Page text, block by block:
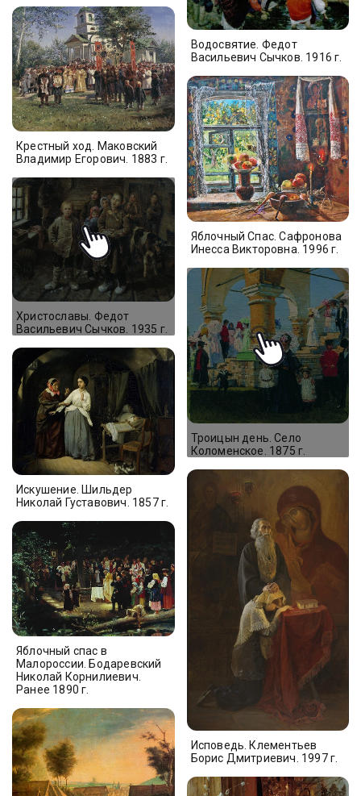
Крестный ход. Маковский
Владимир Егорович. 1883 г.
Христославы. Федот
Васильевич Сычков. 1935 г.
Искушение. Шильдер
Николай Густавович. 1857 г.
Яблочный спас в
Малороссии. Бодаревский
Николай Корнилиевич.
Ранее 1890 г.
Водосвятие. Федот
Васильевич Сычков. 1916 г.
Яблочный Спас. Сафронова
Инесса Викторовна. 1996 г.
Троицын день. Село
Коломенское. 1875 г.
Исповедь. Клементьев
Борис Дмитриевич. 1997 г.